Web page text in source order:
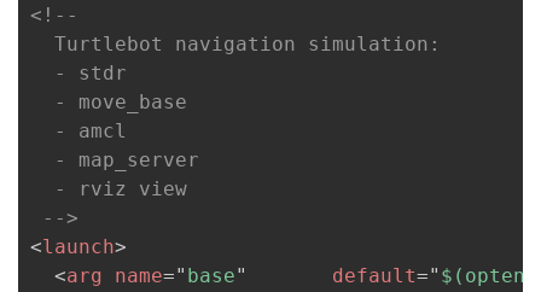
<!--
  Turtlebot navigation simulation:
  - stdr
  - move_base
  - amcl
  - map_server
  - rviz view
-->
<launch>
<arg name=" base" default=" $(optenv